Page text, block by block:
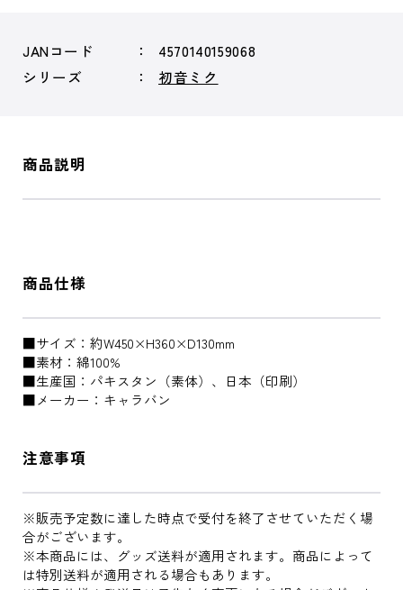
JANコード
4570140159068
シリーズ
初音ミク
商品説明
商品仕様
■サイズ：約W450×H360×D130mm
■素材：綿100%
■生産国：パキスタン（素体）、日本（印刷）
■メーカー：キャラバン
注意事項
※販売予定数に達した時点で受付を終了させていただく場
合がございます。
※本商品には、グッズ送料が適用されます。商品によって
は特別送料が適用される場合もあります。